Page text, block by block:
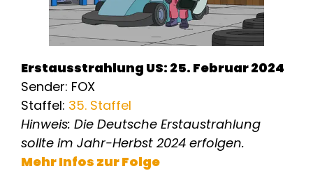
Erstausstrahlung US: 25. Februar 2024
Sender: FOX
Staffel: 35. Staffel
Hinweis: Die Deutsche Erstaustrahlung
sollte im Jahr-Herbst 2024 erfolgen.
Mehr Infos zur Folge